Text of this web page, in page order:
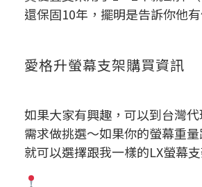
還保固10年 ，擺明是告訴你他
愛格升螢幕支架購買資訊
如果大家有興趣，可以到台灣
需求做挑選～如果你的螢幕重
就可以選擇跟我一樣的LX螢幕支